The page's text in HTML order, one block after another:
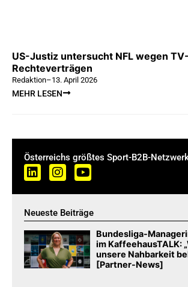
US-Justiz untersucht NFL wegen TV-
Rechteverträgen
Redaktion–13. April 2026
MEHR LESEN
Österreichs größtes Sport-B2B-
Neueste Beiträge
Bundesliga-
im KaffeehausTALK:
unsere Nahbarkeit
[Partner-News]